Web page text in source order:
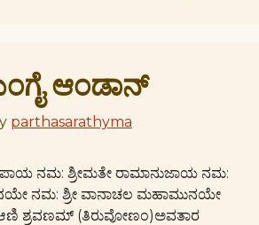
ಆಂಡಾನ್
parthasarathyma
ನಮ: ಶ್ರೀಮತೇ ರಾಮಾನುಜಾಯ ನಮ:
ನಮ: ಶ್ರೀ ವಾನಾಚಲ ಮಹಾಮುನಯೇ
ಆಣಿ ಶ್ರವಣಮ್ (ತಿರುವೋಣಂ)ಅವತಾರ